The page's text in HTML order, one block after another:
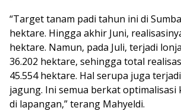
“Target tanam padi tahun ini di
hektare. Hingga akhir Juni,
hektare. Namun, pada Juli, terjadi
36.202 hektare, sehingga total
45.554 hektare. Hal serupa juga
jagung. Ini semua berkat optimalisasi
di lapangan,” terang Mahyeldi.